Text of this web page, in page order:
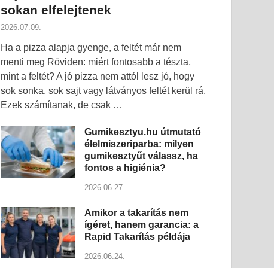
sokan elfelejtenek
2026.07.09.
Ha a pizza alapja gyenge, a feltét már nem
menti meg Röviden: miért fontosabb a tészta,
mint a feltét? A jó pizza nem attól lesz jó, hogy
sok sonka, sok sajt vagy látványos feltét kerül rá.
Ezek számítanak, de csak …
Gumikesztyu.hu útmutató
élelmiszeriparba: milyen
gumikesztyűt válassz, ha
fontos a higiénia?
2026.06.27.
Amikor a takarítás nem
ígéret, hanem garancia: a
Rapid Takarítás példája
2026.06.24.